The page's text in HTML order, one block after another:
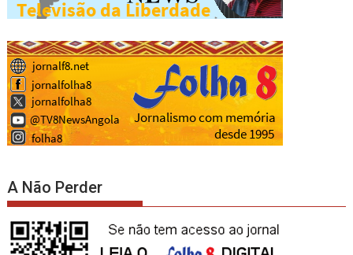
A Não Perder